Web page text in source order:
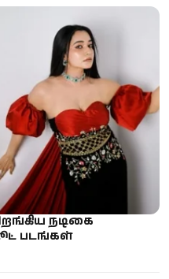
நடிகை
படங்கள்